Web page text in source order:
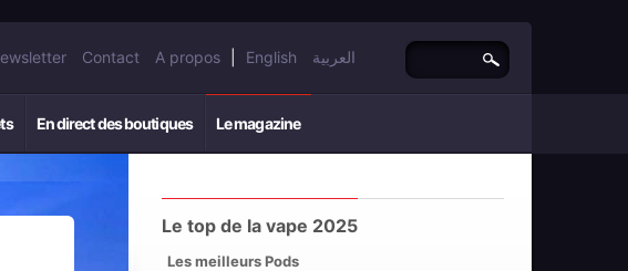
Contact A propos English العربية
En direct des boutiques Le magazine
Le top de la vape 2025
Les meilleurs Pods